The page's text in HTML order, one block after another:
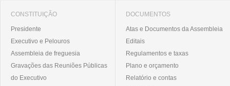
CONSTITUIÇÃO
Presidente
Executivo e Pelouros
Assembleia de freguesia
Gravações das Reuniões Públicas
do Executivo
DOCUMENTOS
Atas e Documentos da Assembleia
Editais
Regulamentos e taxas
Plano e orçamento
Relatório e contas